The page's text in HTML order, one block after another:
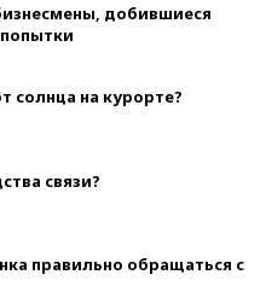
добившиеся
солнца на курорте?
связи?
правильно обращаться с